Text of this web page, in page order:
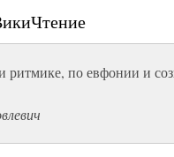
по евфонии и